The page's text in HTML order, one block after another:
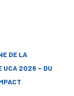
DE LA
UCA 2026 – DU